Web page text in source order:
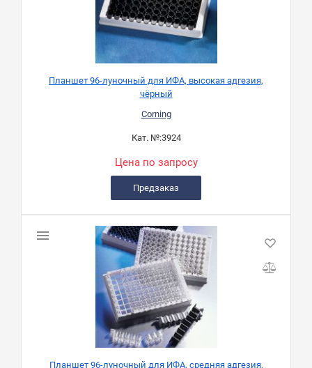
Планшет 96-луночный для ИФА, высокая адгезия,
чёрный
Corning
Кат. №:3924
Цена по запросу
Предзаказ
Планшет 96-луночный для ИФА, средняя адгезия,